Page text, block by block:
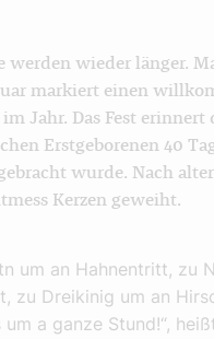
werden wieder länger.
markiert einen
Jahr. Das Fest erinnert
Erstgeborenen 40
wurde. Nach
Kerzen geweiht.
um an Hahnentritt, zu
zu Dreikinig um an
a ganze Stund!“,